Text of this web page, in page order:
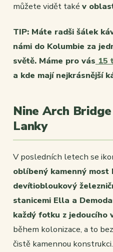
můžete vidět také v
TIP: Máte radši šálek
námi do Kolumbie za
světě. Máme pro vás 15
a kde mají nejkrásnější
Nine Arch
Lanky
V posledních letech se
oblíbený kamenný most
devítiobloukový
stanicemi Ella a
každý fotku z jedoucího
během kolonizace, a to
čistě kamennou konstrukci.